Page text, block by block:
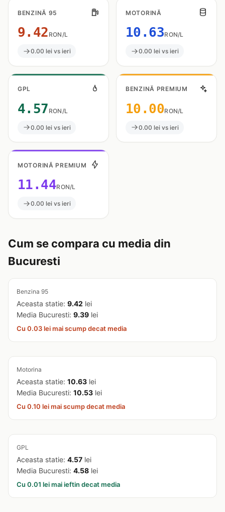
BENZINĂ 95
9.42 RON/L
0.00 lei vs ieri
MOTORINĂ
10.63RON/L
0.00 lei vs ieri
GPL
4.57 RON/L
0.00 lei vs ieri
BENZINĂ PREMIUM
10.00RON/L
0.00 lei vs ieri
MOTORINĂ PREMIUM
11.44RON/L
0.00 lei vs ieri
Cum se compara cu media din
Bucuresti
Benzina 95
Aceasta statie: 9.42 lei
Media Bucuresti: 9.39 lei
Cu 0.03 lei mai scump decat media
Motorina
Aceasta statie: 10.63 lei
Media Bucuresti: 10.53 lei
Cu 0.10 lei mai scump decat media
GPL
Aceasta statie: 4.57 lei
Media Bucuresti: 4.58 lei
Cu 0.01 lei mai ieftin decat media